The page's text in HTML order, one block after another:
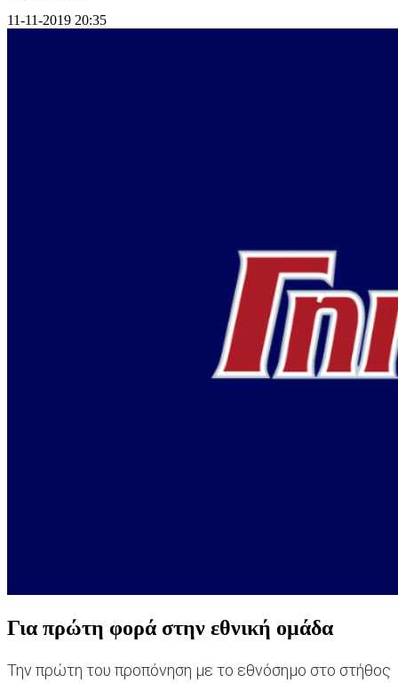
11-11-2019 20:35
Για πρώτη φορά στην εθνική ομάδα
Την πρώτη του προπόνηση με το εθνόσημο στο στήθος